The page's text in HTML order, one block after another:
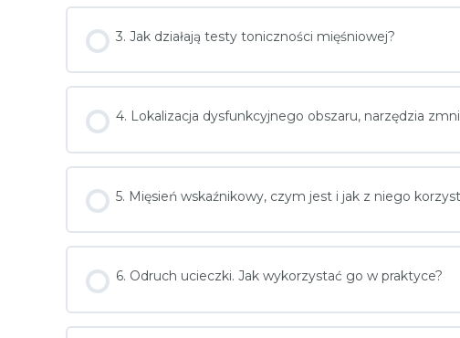
3. Jak działają testy toniczności mięśniowej?
4. Lokalizacja dysfunkcyjnego obszaru, narzędzia
5. Mięsień wskaźnikowy, czym jest i jak z niego
6. Odruch ucieczki. Jak wykorzystać go w praktyce?